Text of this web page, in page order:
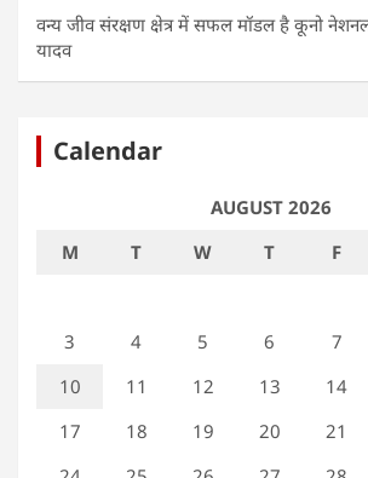
वन्य जीव संरक्षण क्षेत्र में सफल मॉडल है कूनो नेशनल
यादव
Calendar
AUGUST 2026
M
T W T F
3
4 5 6 7
10
11 12 13 14
17
18 19 20 21